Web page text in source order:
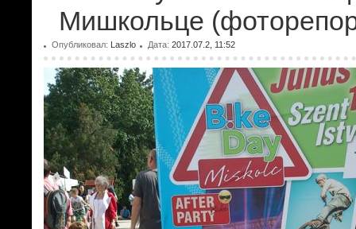
Мишкольце
Опубликовал: Laszlo Дата: 2017.07.2, 11:52